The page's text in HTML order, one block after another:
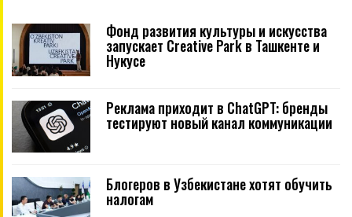
Фонд развития культуры и искусства
запускает Creative Park в Ташкенте и
Нукусе
Реклама приходит в ChatGPT: бренды
тестируют новый канал коммуникации
Блогеров в Узбекистане хотят обучить
налогам